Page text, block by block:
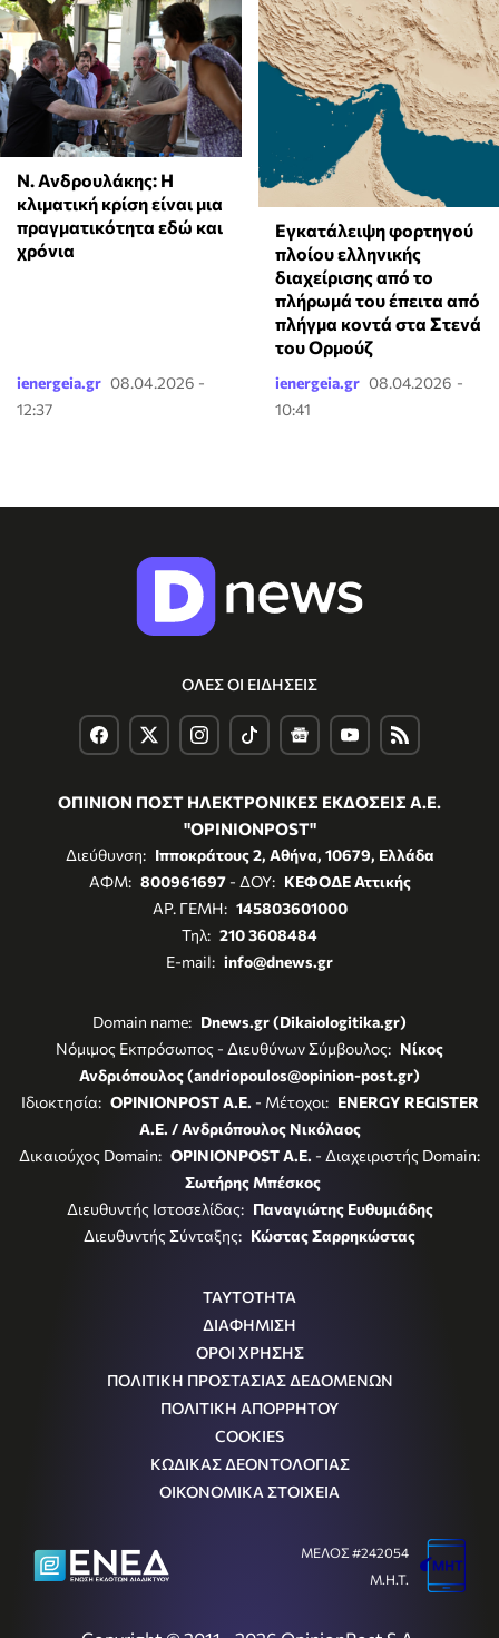
Ν. Ανδρουλάκης: Η
κλιματική κρίση είναι μια
πραγματικότητα εδώ και
χρόνια
ienergeia.gr 08.04.2026 -
12:37
Εγκατάλειψη φορτηγού
πλοίου ελληνικής
διαχείρισης από το
πλήρωμά του έπειτα από
πλήγμα κοντά στα Στενά
του Ορμούζ
ienergeia.gr 08.04.2026 -
10:41
ΟΛΕΣ ΟΙ ΕΙΔΗΣΕΙΣ
ΟΠΙΝΙΟΝ ΠΟΣΤ ΗΛΕΚΤΡΟΝΙΚΕΣ ΕΚΔΟΣΕΙΣ Α.Ε.
"OPINIONPOST"
Διεύθυνση: Ιπποκράτους 2, Αθήνα, 10679, Ελλάδα
ΑΦΜ: 800961697- ΔΟΥ: ΚΕΦΟΔΕ Αττικής
ΑΡ. ΓΕΜΗ: 145803601000
Τηλ: 210 3608484
E-mail: info@dnews.gr
Domain name: Dnews.gr (Dikaiologitika.gr)
Νόμιμος Εκπρόσωπος - Διευθύνων Σύμβουλος: Νίκος
Ανδριόπουλος (andriopoulos@opinion-post.gr)
Ιδιοκτησία: OPINIONPOST A.E. - Μέτοχοι: ENERGY REGISTER
Α.Ε. / Ανδριόπουλος Νικόλαος
Δικαιούχος Domain: OPINIONPOST A.E. - Διαχειριστής Domain:
Σωτήρης Μπέσκος
Διευθυντής Ιστοσελίδας: Παναγιώτης Ευθυμιάδης
Διευθυντής Σύνταξης: Κώστας Σαρρηκώστας
ΤΑΥΤΟΤΗΤΑ
ΔΙΑΦΗΜΙΣΗ
ΟΡΟΙ ΧΡΗΣΗΣ
ΠΟΛΙΤΙΚΗ ΠΡΟΣΤΑΣΙΑΣ ΔΕΔΟΜΕΝΩΝ
ΠΟΛΙΤΙΚΗ ΑΠΟΡΡΗΤΟΥ
COOKIES
ΚΩΔΙΚΑΣ ΔΕΟΝΤΟΛΟΓΙΑΣ
ΟΙΚΟΝΟΜΙΚΑ ΣΤΟΙΧΕΙΑ
ΜΕΛΟΣ #242054
Μ.Η.Τ.